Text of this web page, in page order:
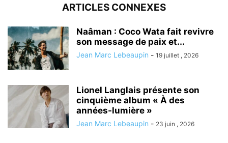
ARTICLES CONNEXES
Naâman : Coco Wata fait revivre
son message de paix et...
Jean Marc Lebeaupin - 19 juillet , 2026
Lionel Langlais présente son
cinquième album « À des
années-lumière »
Jean Marc Lebeaupin - 23 juin , 2026